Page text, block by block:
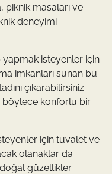
piknik masaları ve
deneyimi
yapmak isteyenler için
imkanları sunan bu
çıkarabilirsiniz.
böylece konforlu bir
için tuvalet ve
olanaklar da
güzellikler